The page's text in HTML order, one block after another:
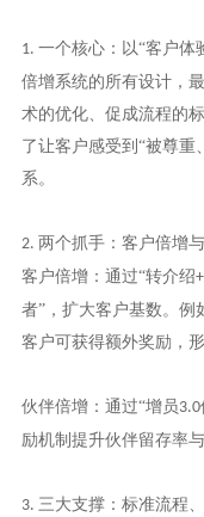
1. 一个核心：以“客户体
倍增系统的所有设计，
术的优化、促成流程的
了让客户感受到“被尊重
系。
2. 两个抓手：客户倍增
客户倍增：通过“转介绍+
者”，扩大客户基数。例
客户可获得额外奖励，
伙伴倍增：通过“增员3.0
励机制提升伙伴留存率
3. 三大支撑：标准流程